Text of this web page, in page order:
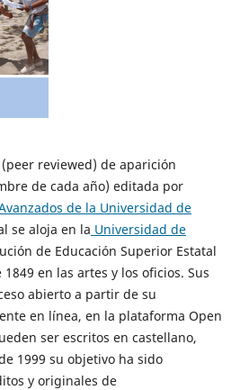
reviewed) de aparición
de cada año) editada por
de la Universidad de
se aloja en la Universidad de
de Educación Superior Estatal
en las artes y los oficios. Sus
abierto a partir de su
en línea, en la plataforma Open
ser escritos en castellano,
1999 su objetivo ha sido
y originales de